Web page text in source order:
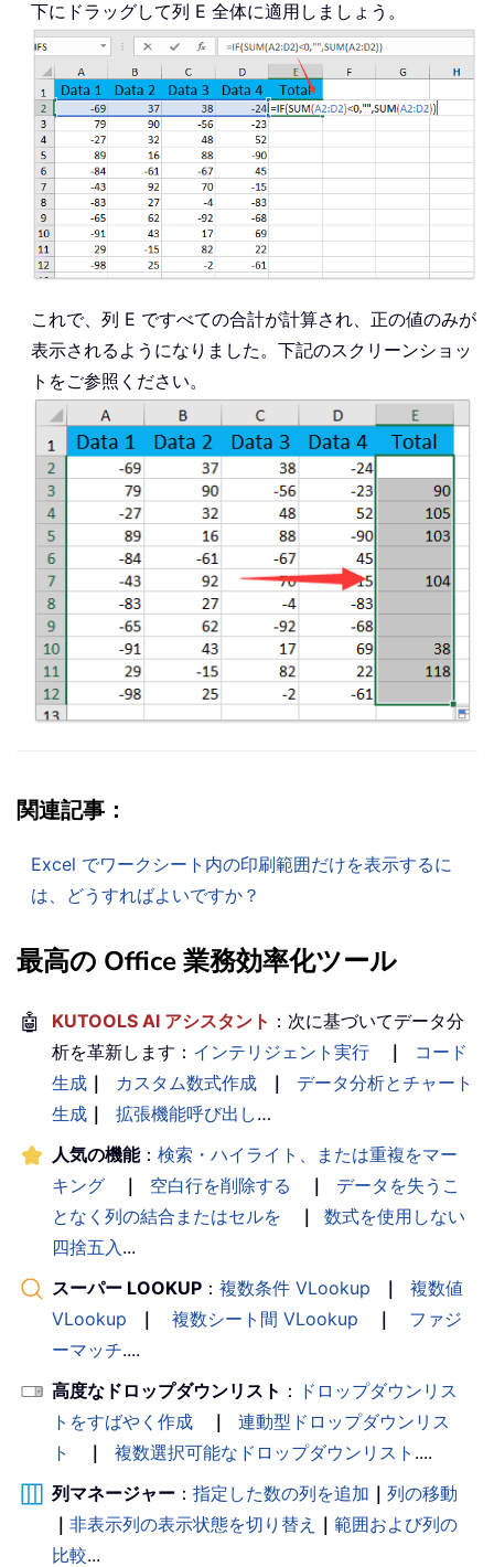
下にドラッグして列 E 全体に適用しましょう。
これで、列 E ですべての合計が計算され、正の値のみが
表示されるようになりました。下記のスクリーンショッ
トをご参照ください。
関連記事：
Excel でワークシート内の印刷範囲だけを表示するに
は、どうすればよいですか？
最高の Office 業務効率化ツール
🤖 KUTOOLS AI アシスタント ：次に基づいてデータ分
析を革新します： インテリジェント実行 ｜
コード
生成 ｜ カスタム数式作成 ｜
データ分析とチャート
生成 ｜ 拡張機能呼び出し…
人気の機能： 検索・ハイライト、または重複をマー
キング
｜ 空白行を削除する ｜
データを失うこ
となく列の結合またはセルを
｜
数式を使用しない
四捨五入 ...
スーパー LOOKUP ： 複数条件 VLookup ｜
複数値
VLookup
｜ 複数シート間 VLookup ｜
ファジ
ーマッチ....
高度なドロップダウンリスト ： ドロップダウンリス
トをすばやく作成
｜
連動型ドロップダウンリス
ト
｜ 複数選択可能なドロップダウンリスト ....
列マネージャー ： 指定した数の列を追加 ｜ 列の移動
｜ 非表示列の表示状態を切り替え ｜ 範囲および列の
比較...